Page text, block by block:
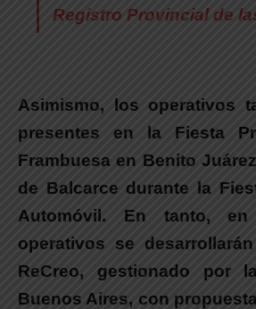
Registro Provincial de
Asimismo, l os operativos
presentes en la Fiesta
Frambuesa en Benito
de Balcarce durante la
Automóvil . En tanto,
operativos se
ReCreo, gestionado por
Buenos Aires, con